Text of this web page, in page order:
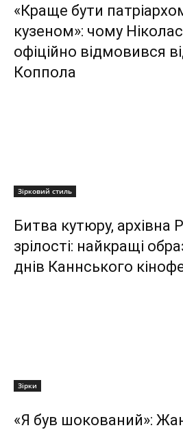
«Краще бути
кузеном»: чому
офіційно відмовився
Коппола
Зірковий стиль
Битва кутюру, архівна
зрілості: найкращі
днів Каннського
Зірки
«Я був шокований»: